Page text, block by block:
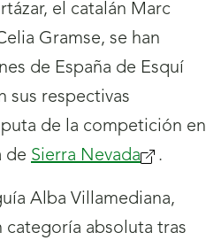
el catalán Marc
Gramse, se han
de España de Esquí
sus respectivas
de la competición en
de Sierra Nevada(se.
Alba Villamediana,
absoluta tras